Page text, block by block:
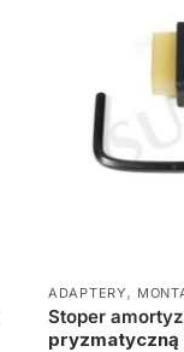
ADAPTERY,
Stoper
pryzmatyczną